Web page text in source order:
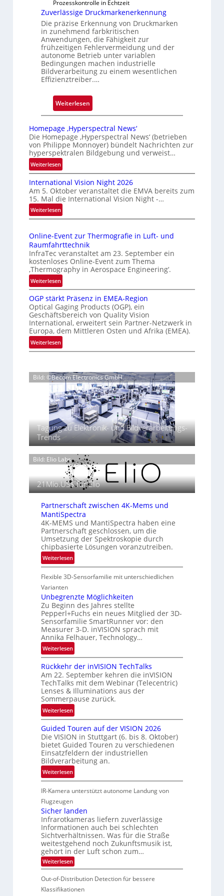
u
n
g
a
u
s
Prozesskontrolle in Echtzeit
Zuverlässige Druckmarkenerkennung
Die präzise Erkennung von Druckmarken
in zunehmend farbkritischen
Anwendungen, die Fähigkeit zur
frühzeitigen Fehlervermeidung und der
autonome Betrieb unter variablen
Bedingungen machen industrielle
Bildverarbeitung zu einem wesentlichen
Effizienztreiber.…
Weiterlesen:
Z
v
e
r
ä
s
s
g
D
r
u
c
m
a
r
k
e
e
k
e
n
n
u
n
g
Homepage ‚Hyperspectral News‘
Die Homepage ‚Hyperspectral News‘ (betrieben
von Philippe Monnoyer) bündelt Nachrichten zur
hyperspektralen Bildgebung und verweist…
Weiterlesen:
H
o
m
e
p
a
e
‚
H
y
p
e
r
s
p
e
c
t
r
l
N
e
w
s
‘
International Vision Night 2026
Am 5. Oktober veranstaltet die EMVA bereits zum
15. Mal die International Vision Night -…
Weiterlesen:
I
t
e
r
n
a
t
o
n
a
l
V
i
i
o
n
N
i
g
h
t
2
0
2
Online-Event zur Thermografie in Luft- und
Raumfahrttechnik
InfraTec veranstaltet am 23. September ein
kostenloses Online-Event zum Thema
‚Thermography in Aerospace Engineering‘.
Weiterlesen:
O
n
l
i
n
e
-
e
n
t
z
u
r
T
h
r
m
o
g
a
f
i
e
i
n
L
u
-
u
n
d
R
a
u
m
f
a
h
r
t
t
e
c
h
n
i
k
OGP stärkt Präsenz in EMEA-Region
Optical Gaging Products (OGP), ein
Geschäftsbereich von Quality Vision
International, erweitert sein Partner-Netzwerk in
Europa, dem Mittleren Osten und Afrika (EMEA).
Weiterlesen:
O
s
ä
r
k
t
P
r
ä
s
n
z
i
n
E
M
E
A
-
R
e
g
i
o
n
Bild: ©Becom Electronics GmbH
Tagung zu Elektronik- und Bildverarbeitungs-
Trends
Bild: Elio Labs.
21Mio.US$ für Elio
Partnerschaft zwischen 4K-Mems und
MantiSpectra
4K-MEMS und MantiSpectra haben eine
Partnerschaft geschlossen, um die
Umsetzung der Spektroskopie durch
chipbasierte Lösungen voranzutreiben.
Weiterlesen:
P
a
t
n
e
r
s
c
h
t
z
w
i
s
c
h
e
n
4
K
M
e
m
s
u
n
d
M
a
n
t
Flexible 3D-Sensorfamilie mit unterschiedlichen
Varianten
Unbegrenzte Möglichkeiten
Zu Beginn des Jahres stellte
Pepperl+Fuchs ein neues Mitglied der 3D-
Sensorfamilie SmartRunner vor: den
Measurer 3-D. inVISION sprach mit
Annika Felhauer, Technology…
Weiterlesen:
U
n
b
e
g
r
e
z
t
e
M
ö
g
l
i
c
h
k
e
i
t
e
n
Rückkehr der inVISION TechTalks
Am 22. September kehren die inVISION
TechTalks mit dem Webinar (Telecentric)
Lenses & Illuminations aus der
Sommerpause zurück.
Weiterlesen:
R
ü
c
k
k
e
h
d
e
r
i
n
V
I
S
I
O
N
Guided Touren auf der VISION 2026
Die VISION in Stuttgart (6. bis 8. Oktober)
bietet Guided Touren zu verschiedenen
Einsatzfeldern der industriellen
Bildverarbeitung an.
Weiterlesen:
G
u
i
d
e
d
T
o
u
r
e
IR-Kamera unterstützt autonome Landung von
Flugzeugen
Sicher landen
Infrarotkameras liefern zuverlässige
Informationen auch bei schlechten
Sichtverhältnissen. Was für die Straße
weitestgehend noch Zukunftsmusik ist,
gehört in der Luft schon zum…
Weiterlesen:
S
c
h
Out-of-Distribution Detection für bessere
Klassifikationen